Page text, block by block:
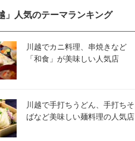
」人気のテーマランキング
川越でカニ料理、串焼きなど
「和食」が美味しい人気店
川越で手打ちうどん、手打ちそ
ばなど美味しい麺料理の人気店